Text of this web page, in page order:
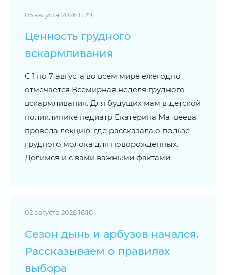
05 августа 2026 11:29
Ценность грудного
вскармливания
С 1 по 7 августа во всем мире ежегодно
отмечается Всемирная неделя грудного
вскармливания. Для будущих мам в детской
поликлинике педиатр Екатерина Матвеева
провела лекцию, где рассказала о пользе
грудного молока для новорожденных.
Делимся и с вами важными фактами
02 августа 2026 16:16
Сезон дынь и арбузов начался.
Рассказываем о правилах
выбора